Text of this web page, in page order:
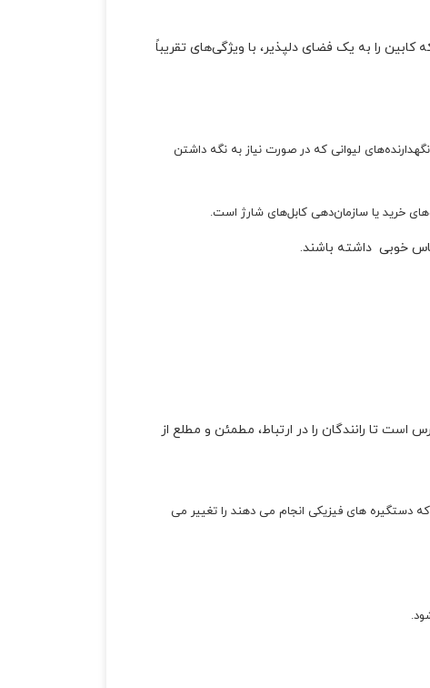
کیا اسپورتج 2023 یک مفهوم جدید برای کیا است که کابین را به یک فضای دلپذیر، با ویژگی‌های تقریباً
لیوانی که در صورت نیاز به نگه داشتن
خوبی داشته باشند.
سرگرمی استاندارد در دسترس است تا رانندگان را در ارتباط، مطمئن و مطلع از
دستگیره های فیزیکی انجام می دهند را تغییر می